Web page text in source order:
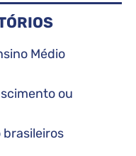
Médio
ou
brasileiros